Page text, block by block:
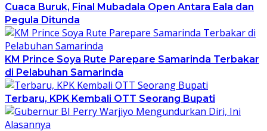
Cuaca Buruk, Final Mubadala Open Antara Eala dan
Pegula Ditunda
KM Prince Soya Rute Parepare Samarinda Terbakar
di Pelabuhan Samarinda
Terbaru, KPK Kembali OTT Seorang Bupati